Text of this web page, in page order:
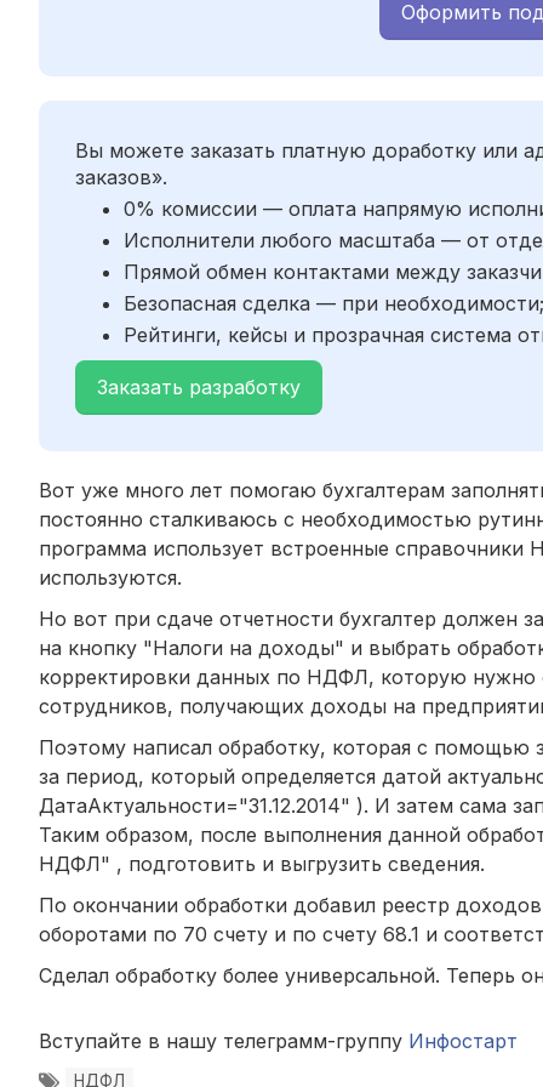
Оформить
Вы можете заказать платную доработку или
заказов».
0% комиссии — оплата напрямую
Исполнители любого масштаба — от
Прямой обмен контактами между
Безопасная сделка — при необходимости;
Рейтинги, кейсы и прозрачная система
Заказать разработку
Вот уже много лет помогаю бухгалтерам
постоянно сталкиваюсь с необходимостью
программа использует встроенные
используются.
Но вот при сдаче отчетности бухгалтер должен
на кнопку "Налоги на доходы" и выбрать
корректировки данных по НДФЛ, которую нужно
сотрудников, получающих доходы на
Поэтому написал обработку, которая с помощью
за период, который определяется датой
ДатаАктуальности="31.12.2014" ). И затем сама
Таким образом, после выполнения данной
НДФЛ" , подготовить и выгрузить сведения.
По окончании обработки добавил реестр
оборотами по 70 счету и по счету 68.1 и
Сделал обработку более универсальной. Теперь
Вступайте в нашу телеграмм-группу Инфостарт
НДФЛ